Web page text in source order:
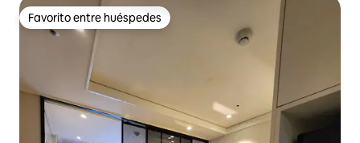
Favorito entre huéspedes
Favorito entre huéspedes